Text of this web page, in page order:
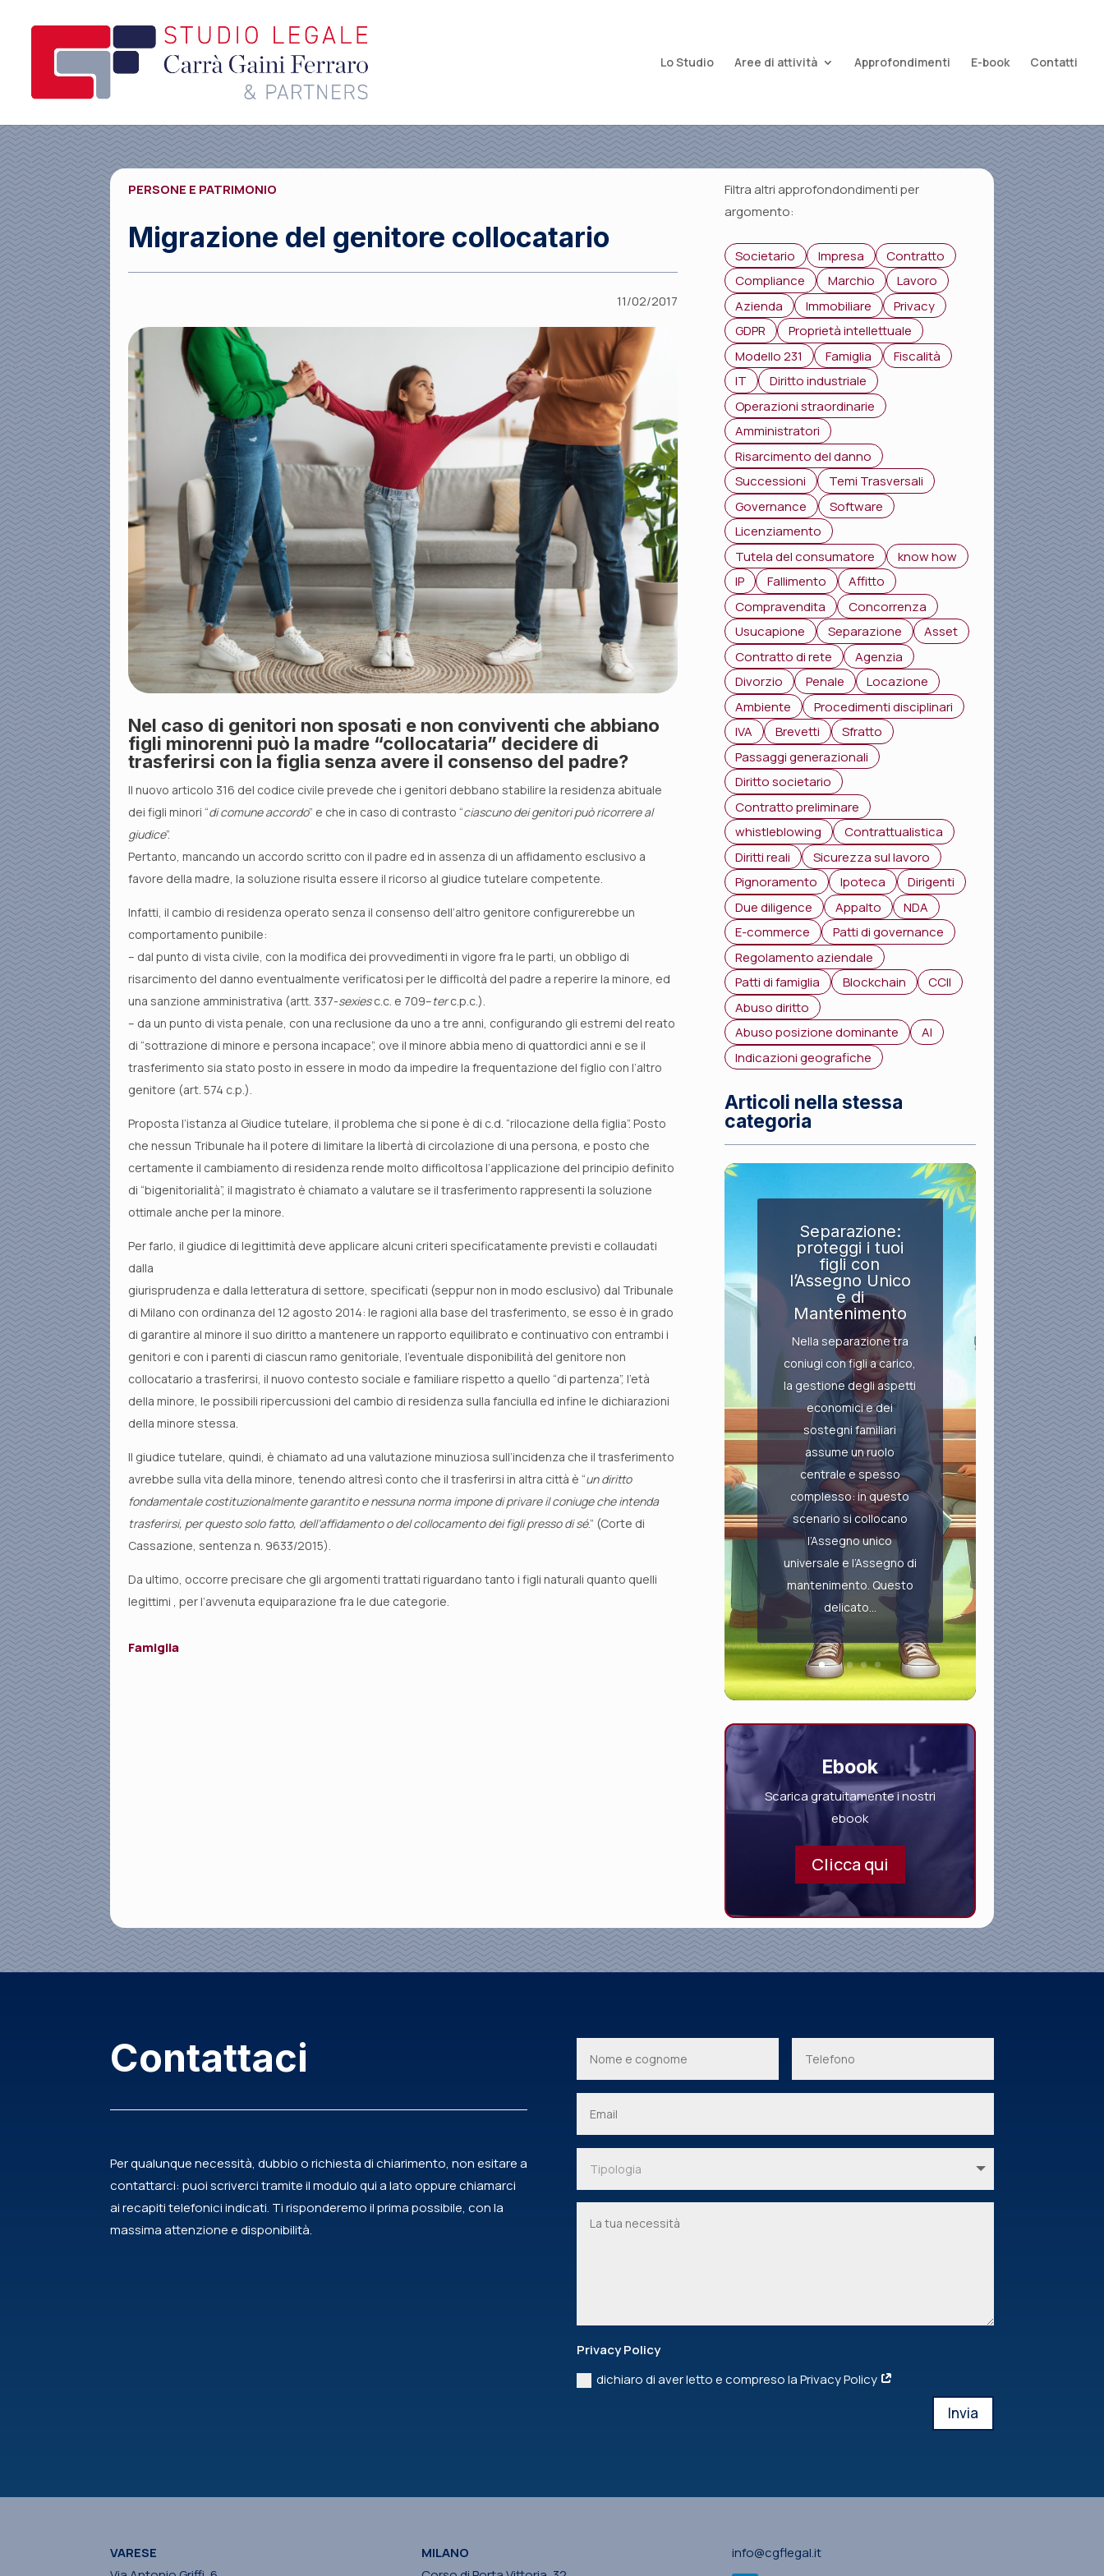
Lo Studio Aree di attività Approfondimenti E-book Contatti
PERSONE E PATRIMONIO
Migrazione del genitore collocatario
11/02/2017
Nel caso di genitori non sposati e non conviventi che abbiano
figli minorenni può la madre “collocataria” decidere di
trasferirsi con la figlia senza avere il consenso del padre?
Il nuovo articolo 316 del codice civile prevede che i genitori debbano stabilire la residenza abituale
dei figli minori “di comune accordo” e che in caso di contrasto “ciascuno dei genitori può ricorrere al
giudice”.
Pertanto, mancando un accordo scritto con il padre ed in assenza di un affidamento esclusivo a
favore della madre, la soluzione risulta essere il ricorso al giudice tutelare competente.
Infatti, il cambio di residenza operato senza il consenso dell’altro genitore configurerebbe un
comportamento punibile:
– dal punto di vista civile, con la modifica dei provvedimenti in vigore fra le parti, un obbligo di
risarcimento del danno eventualmente verificatosi per le difficoltà del padre a reperire la minore, ed
una sanzione amministrativa (artt. 337-sexiesc.c. e 709–terc.p.c.).
– da un punto di vista penale, con una reclusione da uno a tre anni, configurando gli estremi del reato
di “sottrazione di minore e persona incapace”, ove il minore abbia meno di quattordici anni e se il
trasferimento sia stato posto in essere in modo da impedire la frequentazione del figlio con l’altro
genitore (art. 574 c.p.).
Proposta l’istanza al Giudice tutelare, il problema che si pone è di c.d. “rilocazione della figlia”. Posto
che nessun Tribunale ha il potere di limitare la libertà di circolazione di una persona, e posto che
certamente il cambiamento di residenza rende molto difficoltosa l’applicazione del principio definito
di “bigenitorialità”, il magistrato è chiamato a valutare se il trasferimento rappresenti la soluzione
ottimale anche per la minore.
Per farlo, il giudice di legittimità deve applicare alcuni criteri specificatamente previsti e collaudati
dalla
giurisprudenza e dalla letteratura di settore, specificati (seppur non in modo esclusivo) dal Tribunale
di Milano con ordinanza del 12 agosto 2014: le ragioni alla base del trasferimento, se esso è in grado
di garantire al minore il suo diritto a mantenere un rapporto equilibrato e continuativo con entrambi i
genitori e con i parenti di ciascun ramo genitoriale, l’eventuale disponibilità del genitore non
collocatario a trasferirsi, il nuovo contesto sociale e familiare rispetto a quello “di partenza”, l’età
della minore, le possibili ripercussioni del cambio di residenza sulla fanciulla ed infine le dichiarazioni
della minore stessa.
Il giudice tutelare, quindi, è chiamato ad una valutazione minuziosa sull’incidenza che il trasferimento
avrebbe sulla vita della minore, tenendo altresì conto che il trasferirsi in altra città è “un diritto
fondamentale costituzionalmente garantito e nessuna norma impone di privare il coniuge che intenda
trasferirsi, per questo solo fatto, dell’affidamento o del collocamento dei figli presso di sé.” (Corte di
Cassazione, sentenza n. 9633/2015).
Da ultimo, occorre precisare che gli argomenti trattati riguardano tanto i figli naturali quanto quelli
legittimi , per l’avvenuta equiparazione fra le due categorie.
Famiglia
Filtra altri approfondondimenti per
argomento:
Societario Impresa
Contratto
Compliance
Marchio
Lavoro
Azienda
Immobiliare
Privacy
GDPR
Proprietà intellettuale
Modello 231
Famiglia
Fiscalità
IT
Diritto industriale
Operazioni straordinarie
Amministratori
Risarcimento del danno
Successioni
Temi Trasversali
Governance
Software
Licenziamento
Tutela del consumatore
know how
IP
Fallimento
Affitto
Compravendita
Concorrenza
Usucapione
Separazione
Asset
Contratto di rete
Agenzia
Divorzio
Penale
Locazione
Ambiente
Procedimenti disciplinari
IVA
Brevetti
Sfratto
Passaggi generazionali
Diritto societario
Contratto preliminare
whistleblowing
Contrattualistica
Diritti reali
Sicurezza sul lavoro
Pignoramento
Ipoteca
Dirigenti
Due diligence
Appalto
NDA
E-commerce
Patti di governance
Regolamento aziendale
Patti di famiglia
Blockchain
CCII
Abuso diritto
Abuso posizione dominante
AI
Indicazioni geografiche
Articoli nella stessa
categoria
Separazione:
proteggi i tuoi
figli con
l’Assegno Unico
e di
Mantenimento
Nella separazione tra
coniugi con figli a carico,
la gestione degli aspetti
economici e dei
sostegni familiari
assume un ruolo
centrale e spesso
complesso: in questo
scenario si collocano
l’Assegno unico
universale e l’Assegno di
mantenimento. Questo
delicato...
Ebook
Scarica gratuitamente i nostri
ebook
Clicca qui
Contattaci
Per qualunque necessità, dubbio o richiesta di chiarimento, non esitare a
contattarci: puoi scriverci tramite il modulo qui a lato oppure chiamarci
ai recapiti telefonici indicati. Ti risponderemo il prima possibile, con la
massima attenzione e disponibilità.
Privacy Policy
dichiaro di aver letto e compreso la Privacy Policy
Invia
VARESE
MILANO
info@cgflegal.it